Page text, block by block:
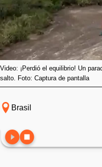
Video: ¡Perdió el equilibrio! Un
salto. Foto: Captura de pantalla
Brasil